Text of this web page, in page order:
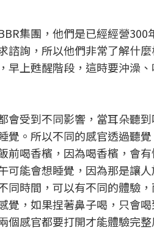
集團，他們是已經經營
諮詢，所以他們非常了解什
早上甦醒階段，這時要沖澡
會受到不同影響，當耳朵聽
覺。所以不同的感官透過聽
前喝香檳，因為喝香檳，會
可能會想睡覺，因為那是讓人
同時間，可以有不同的體驗
覺，如果捏著鼻子喝，只會
個感官都要打開才能體驗完整